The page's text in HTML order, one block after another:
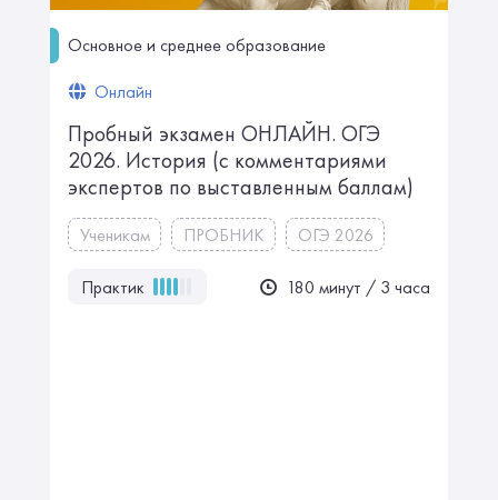
Основное и среднее образование
Онлайн
Пробный экзамен ОНЛАЙН. ㅤㅤОГЭ
2026. История ㅤㅤㅤㅤㅤㅤ(с комментариями
экспертов по выставленным баллам)
Ученикам ПРОБНИК ОГЭ 2026
Практик 180 минут / 3 часа